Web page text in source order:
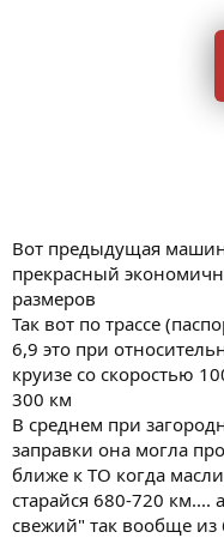
Вот предыдущая
прекрасный
размеров
Так вот по трассе
6,9 это при
круизе со скоростью
300 км
В среднем при
заправки она могла
ближе к ТО когда
старайся 680-720 км....
свежий" так вообще